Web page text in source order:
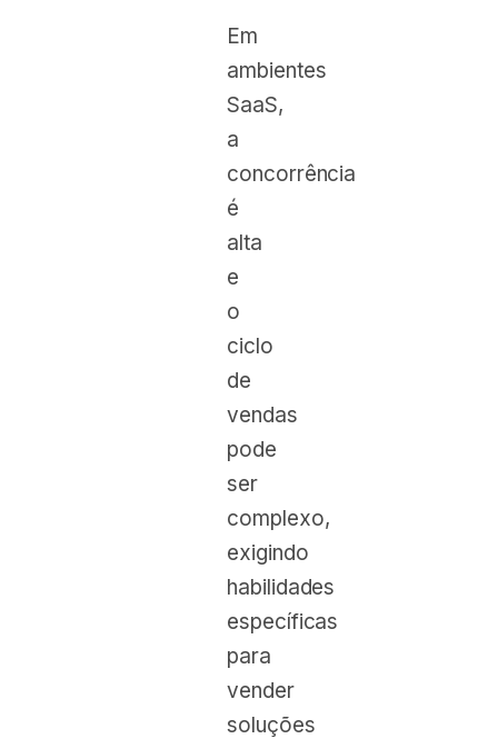
Em
ambientes
SaaS,
a
concorrência
é
alta
e
o
ciclo
de
vendas
pode
ser
complexo,
exigindo
habilidades
específicas
para
vender
soluções